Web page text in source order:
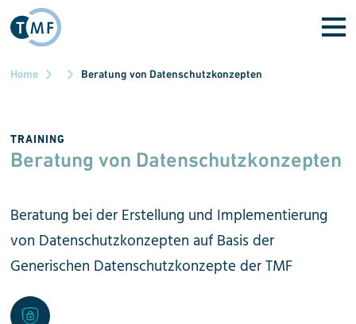
Skip to main content
Home Beratung von Datenschutzkonzepten
TRAINING
Beratung von Datenschutz­konzepten
Beratung bei der Erstellung und Implementierung
von Datenschutz­konzepten auf Basis der
Generischen Datenschutz­konzepte der TMF